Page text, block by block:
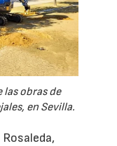
las obras de
en Sevilla.